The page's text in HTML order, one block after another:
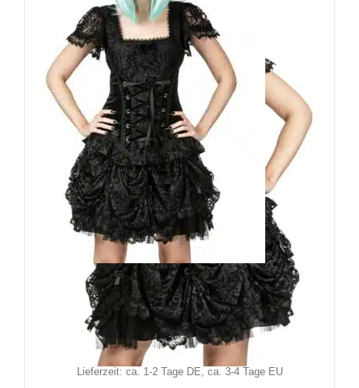
Sinister Minirock Lovis
94,90 €
Inkl. MwSt.
zzgl.Versand
Lieferzeit: ca. 1-2 Tage DE, ca. 3-4 Tage EU